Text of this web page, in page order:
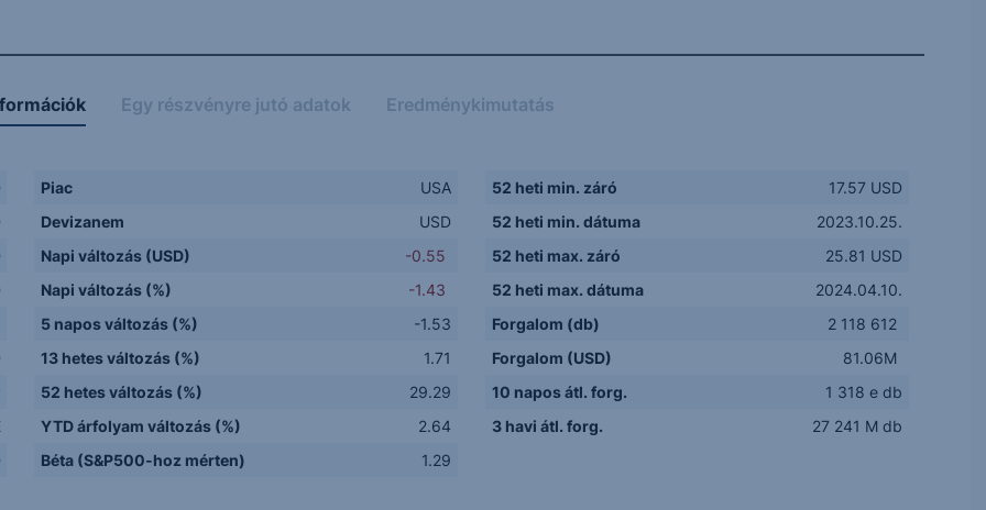
Egy részvényre jutó adatok Eredménykimutatás
Piac
USA
Devizanem
USD
Napi változás (USD)
-0.55
Napi változás (%)
-1.43
5 napos változás (%)
-1.53
13 hetes változás (%)
1.71
52 hetes változás (%)
29.29
YTD árfolyam változás (%)
2.64
Béta (S&P500-hoz mérten)
1.29
52 heti min. záró
17.57 USD
52 heti min. dátuma
2023.10.25.
52 heti max. záró
25.81 USD
52 heti max. dátuma
2024.04.10.
Forgalom (db)
2 118 612
Forgalom (USD)
81.06M
10 napos átl. forg.
1 318 e db
3 havi átl. forg.
27 241 M db